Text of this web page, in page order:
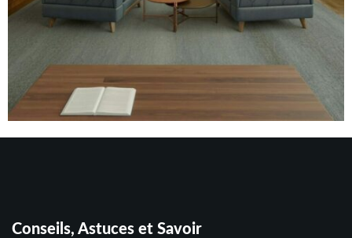
Conseils, Astuces et Savoir